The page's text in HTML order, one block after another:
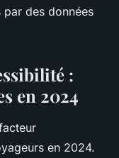
par des données
:
en 2024
en 2024.